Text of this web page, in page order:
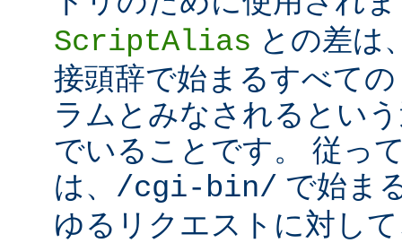
ScriptAlias との差は
接頭辞で始まるすべて
ラムとみなされるとい
でいることです。 従っ
は、 /cgi-bin/ で始ま
ゆるリクエストに対し